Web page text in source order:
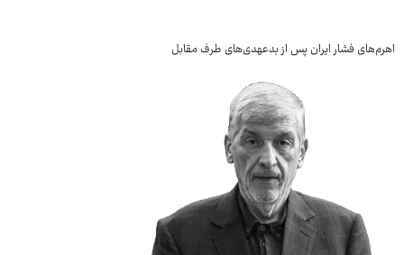
اهرم‌های فشار ایران پس از بدعهدی‌های طرف مقابل